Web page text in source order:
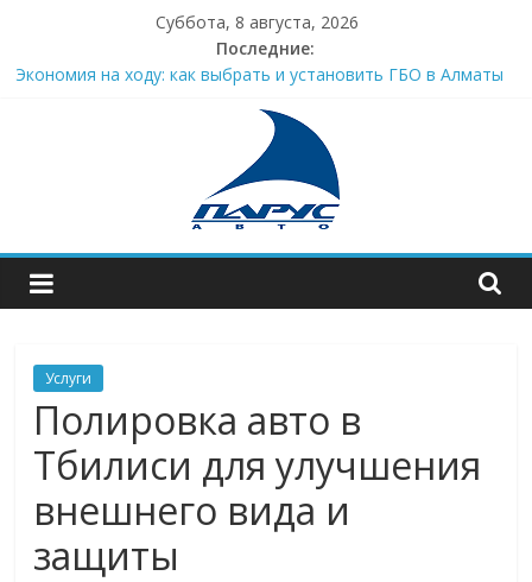
content
Суббота, 8 августа, 2026
Последние:
Экономия на ходу: как выбрать и установить ГБО в Алматы
Стекло с подогревом для фасада: инновации для
Техника, транспорт и оборудование без удара по бюджету:
современные инструменты для бизнеса
Ваш ключ к свободному движению в Северной столице
В
тренде
АВТОновинок
Услуги
Полировка авто в
Тбилиси для улучшения
внешнего вида и
защиты